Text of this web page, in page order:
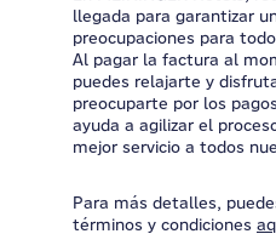
llegada para garantizar
preocupaciones para
Al pagar la factura al
puedes relajarte y
preocuparte por los
ayuda a agilizar el
mejor servicio a todos
Para más detalles,
términos y condiciones